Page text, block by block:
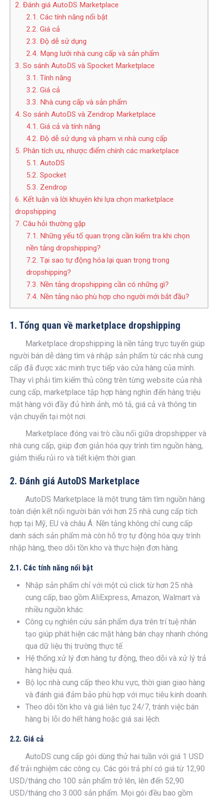
2. Đánh giá AutoDS Marketplace
2.1. Các tính năng nổi bật
2.2. Giá cả
2.3. Độ dễ sử dụng
2.4. Mạng lưới nhà cung cấp và sản phẩm
3. So sánh AutoDS và Spocket Marketplace
3.1. Tính năng
3.2. Giá cả
3.3. Nhà cung cấp và sản phẩm
4. So sánh AutoDS và Zendrop Marketplace
4.1. Giá cả và tính năng
4.2. Độ dễ sử dụng và phạm vi nhà cung cấp
5. Phân tích ưu, nhược điểm chính các marketplace
5.1. AutoDS
5.2. Spocket
5.3. Zendrop
6. Kết luận và lời khuyên khi lựa chọn marketplace
dropshipping
7. Câu hỏi thường gặp
7.1. Những yếu tố quan trọng cần kiểm tra khi chọn
nền tảng dropshipping?
7.2. Tại sao tự động hóa lại quan trọng trong
dropshipping?
7.3. Nền tảng dropshipping cần có những gì?
7.4. Nền tảng nào phù hợp cho người mới bắt đầu?
1. Tổng quan về marketplace dropshipping
Marketplace dropshipping là nền tảng trực tuyến giúp
người bán dễ dàng tìm và nhập sản phẩm từ các nhà cung
cấp đã được xác minh trực tiếp vào cửa hàng của mình.
Thay vì phải tìm kiếm thủ công trên từng website của nhà
cung cấp, marketplace tập hợp hàng nghìn đến hàng triệu
mặt hàng với đầy đủ hình ảnh, mô tả, giá cả và thông tin
vận chuyển tại một nơi.
Marketplace đóng vai trò cầu nối giữa dropshipper và
nhà cung cấp, giúp đơn giản hóa quy trình tìm nguồn hàng,
giảm thiểu rủi ro và tiết kiệm thời gian.
2. Đánh giá AutoDS Marketplace
AutoDS Marketplace là một trung tâm tìm nguồn hàng
toàn diện kết nối người bán với hơn 25 nhà cung cấp tích
hợp tại Mỹ, EU và châu Á. Nền tảng không chỉ cung cấp
danh sách sản phẩm mà còn hỗ trợ tự động hóa quy trình
nhập hàng, theo dõi tồn kho và thực hiện đơn hàng.
2.1. Các tính năng nổi bật
Nhập sản phẩm chỉ với một cú click từ hơn 25 nhà
cung cấp, bao gồm AliExpress, Amazon, Walmart và
nhiều nguồn khác.
Công cụ nghiên cứu sản phẩm dựa trên trí tuệ nhân
tạo giúp phát hiện các mặt hàng bán chạy nhanh chóng
qua dữ liệu thị trường thực tế.
Hệ thống xử lý đơn hàng tự động, theo dõi và xử lý trả
hàng hiệu quả.
Bộ lọc nhà cung cấp theo khu vực, thời gian giao hàng
và đánh giá đảm bảo phù hợp với mục tiêu kinh doanh.
Theo dõi tồn kho và giá liên tục 24/7, tránh việc bán
hàng bị lỗi do hết hàng hoặc giá sai lệch.
2.2. Giá cả
AutoDS cung cấp gói dùng thử hai tuần với giá 1 USD
để trải nghiệm các công cụ. Các gói trả phí có giá từ 12,90
USD/tháng cho 100 sản phẩm trở lên, lên đến 52,90
USD/tháng cho 3.000 sản phẩm. Mọi gói đều bao gồm